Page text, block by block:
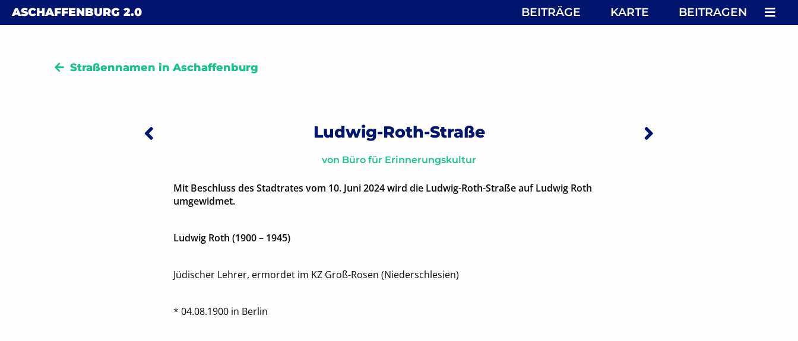
Skip to content
ASCHAFFENBURG 2.0 BEITRÄGE KARTE BEITRAGEN
Straßennamen in Aschaffenburg
Beitragsnavigation
Vorheriger: Ludwigsallee Nächster:
Ludwig-Roth-Straße
von Büro für Erinnerungskultur
Mit Beschluss des Stadtrates vom 10. Juni 2024 wird die Ludwig-Roth-Straße auf Ludwig Roth
umgewidmet.
Ludwig Roth (1900 – 1945)
Jüdischer Lehrer, ermordet im KZ Groß-Rosen (Niederschlesien)
* 04.08.1900 in Berlin